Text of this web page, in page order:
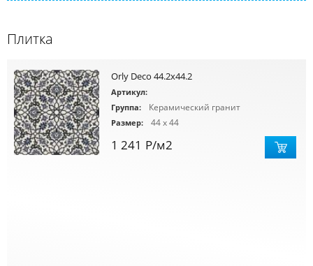
Плитка
Orly Deco 44.2x44.2
Артикул:
Группа:
Керамический гранит
Размер: 44 x 44
1 241 Р/м2